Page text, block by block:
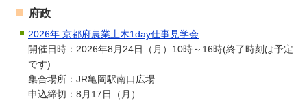
府政
2026年 京都府農業土木1day仕事見学会
開催日時：2026年8月24日（月）10時～16時(終了時刻は予定
です)
集合場所：JR亀岡駅南口広場
申込締切：8月17日（月）